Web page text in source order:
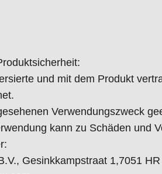
und mit dem Produkt
Verwendungszweck
kann zu Schäden und
Gesinkkampstraat 1,7051